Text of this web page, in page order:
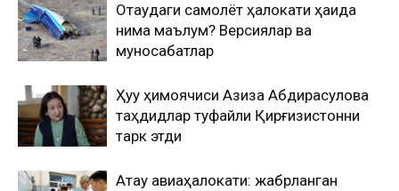
Оқтаудаги самолёт ҳалокати ҳақида
нима маълум? Версиялар ва
муносабатлар
Ҳуқуқ ҳимоячиси Азиза Абдирасулова
таҳдидлар туфайли Қирғизистонни
тарк этди
Ақтау авиаҳалокати: жабрланган